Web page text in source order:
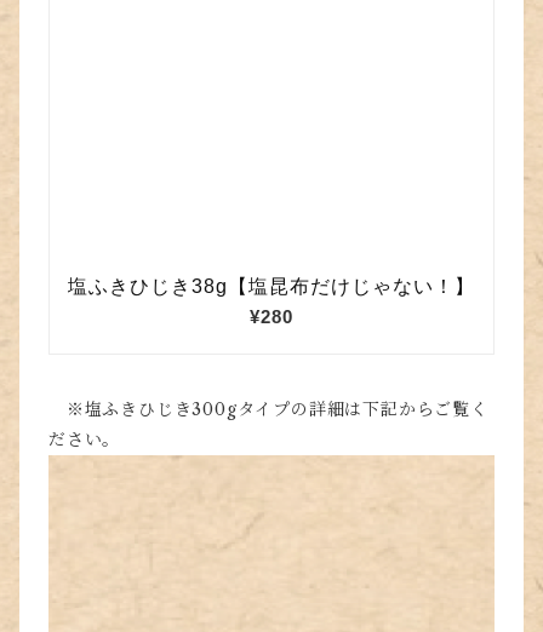
※塩ふきひじき300gタイプの詳細は下記からご覧く
ださい。